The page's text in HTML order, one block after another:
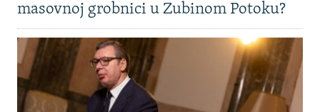
masovnoj grobnici u Zubinom Potoku?